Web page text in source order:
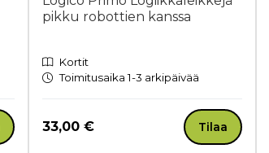
pikku robottien kanssa
Kortit
Toimitusaika 1-3 arkipäivää
Hinta nyt
33,00 € Tilaa